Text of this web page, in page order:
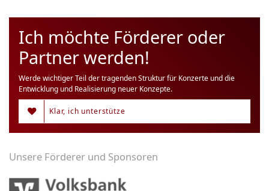
Ich möchte Förderer oder
Partner werden!
Werde wichtiger Teil der tragenden Struktur für Konzerte und die
Entwicklung und Realisierung neuer Konzepte.
Klar, ich unterstütze
Unsere Förderer und Sponsoren